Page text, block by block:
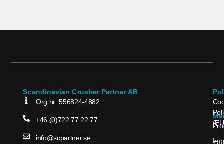
Scandinavian Crusher Partner AB
Org.nr: 556824-4882
+46 (0)722 77 22 77
info@scpartner.se